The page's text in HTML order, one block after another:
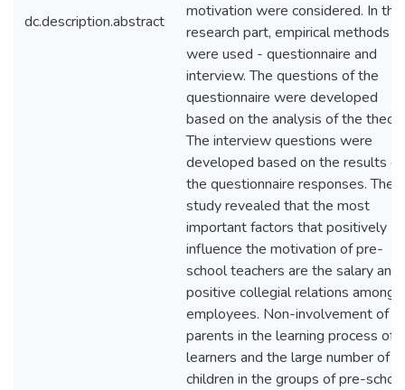
dc.description.abstract
motivation were considered. In the
research part, empirical methods
were used - questionnaire and
interview. The questions of the
questionnaire were developed
based on the analysis of the
The interview questions were
developed based on the results of
the questionnaire responses. The
study revealed that the most
important factors that positively
influence the motivation of pre-
school teachers are the salary and
positive collegial relations among
employees. Non-involvement of
parents in the learning process of
learners and the large number of
children in the groups of pre-